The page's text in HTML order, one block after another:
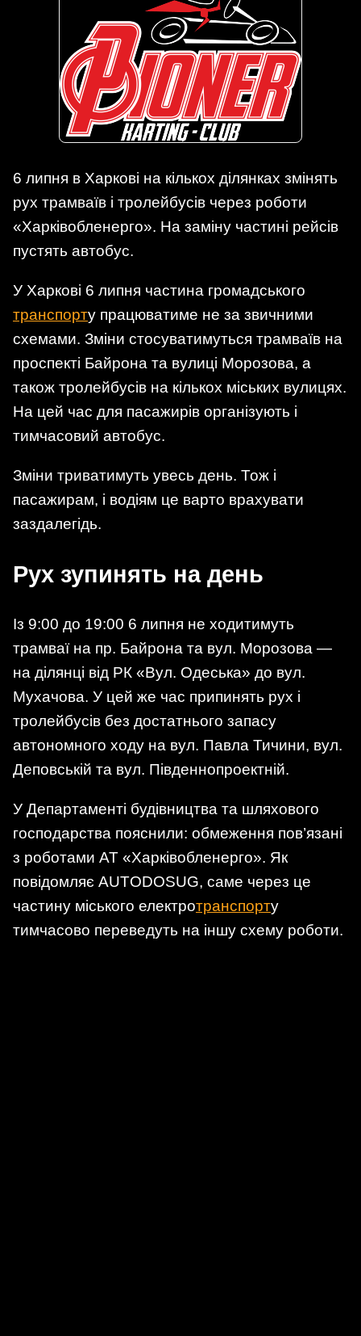
6 липня в Харкові на кількох ділянках змінять
рух трамваїв і тролейбусів через роботи
«Харківобленерго». На заміну частині рейсів
пустять автобус.
У Харкові 6 липня частина громадського
транспорту працюватиме не за звичними
схемами. Зміни стосуватимуться трамваїв на
проспекті Байрона та вулиці Морозова, а
також тролейбусів на кількох міських вулицях.
На цей час для пасажирів організують і
тимчасовий автобус.
Зміни триватимуть увесь день. Тож і
пасажирам, і водіям це варто врахувати
заздалегідь.
Рух зупинять на день
Із 9:00 до 19:00 6 липня не ходитимуть
трамваї на пр. Байрона та вул. Морозова —
на ділянці від РК «Вул. Одеська» до вул.
Мухачова. У цей же час припинять рух і
тролейбусів без достатнього запасу
автономного ходу на вул. Павла Тичини, вул.
Деповській та вул. Південнопроектній.
У Департаменті будівництва та шляхового
господарства пояснили: обмеження пов’язані
з роботами АТ «Харківобленерго». Як
повідомляє AUTODOSUG, саме через це
частину міського електротранспорту
тимчасово переведуть на іншу схему роботи.